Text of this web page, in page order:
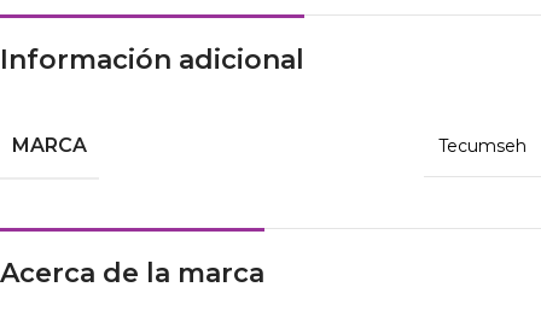
Información adicional
MARCA Tecumseh
Acerca de la marca